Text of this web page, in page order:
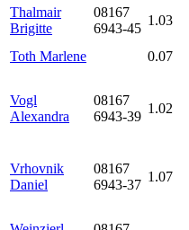
Thalmair
Brigitte
08167
6943-45
1.03
Toth Marlene
0.07
Vogl
Alexandra
08167
6943-39
1.02
Vrhovnik
Daniel
08167
6943-37
1.07